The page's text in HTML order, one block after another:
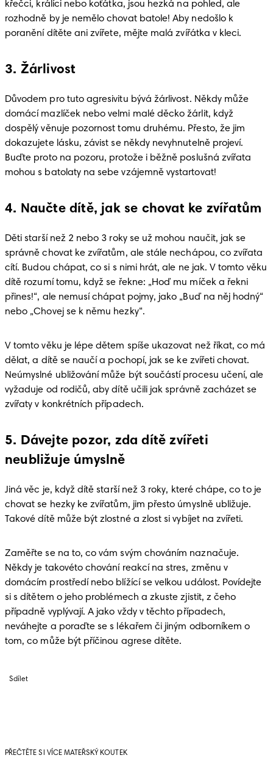
křečci, králíci nebo koťátka, jsou hezká na pohled, ale
rozhodně by je nemělo chovat batole! Aby nedošlo k
poranění dítěte ani zvířete, mějte malá zvířátka v kleci.
3. Žárlivost
Důvodem pro tuto agresivitu bývá žárlivost. Někdy může
domácí mazlíček nebo velmi malé děcko žárlit, když
dospělý věnuje pozornost tomu druhému. Přesto, že jim
dokazujete lásku, závist se někdy nevyhnutelně projeví.
Buďte proto na pozoru, protože i běžně poslušná zvířata
mohou s batolaty na sebe vzájemně vystartovat!
4. Naučte dítě, jak se chovat ke zvířatům
Děti starší než 2 nebo 3 roky se už mohou naučit, jak se
správně chovat ke zvířatům, ale stále nechápou, co zvířata
cítí. Budou chápat, co si s nimi hrát, ale ne jak. V tomto věku
dítě rozumí tomu, když se řekne: „Hoď mu míček a řekni
přines!“, ale nemusí chápat pojmy, jako „Buď na něj hodný“
nebo „Chovej se k němu hezky“.
V tomto věku je lépe dětem spíše ukazovat než říkat, co má
dělat, a dítě se naučí a pochopí, jak se ke zvířeti chovat.
Neúmyslné ubližování může být součástí procesu učení, ale
vyžaduje od rodičů, aby dítě učili jak správně zacházet se
zvířaty v konkrétních případech.
5. Dávejte pozor, zda dítě zvířeti
neubližuje úmyslně
Jiná věc je, když dítě starší než 3 roky, které chápe, co to je
chovat se hezky ke zvířatům, jim přesto úmyslně ubližuje.
Takové dítě může být zlostné a zlost si vybíjet na zvířeti.
Zaměřte se na to, co vám svým chováním naznačuje.
Někdy je takovéto chování reakcí na stres, změnu v
domácím prostředí nebo blížící se velkou událost. Povídejte
si s dítětem o jeho problémech a zkuste zjistit, z čeho
případně vyplývají. A jako vždy v těchto případech,
neváhejte a poraďte se s lékařem či jiným odborníkem o
tom, co může být příčinou agrese dítěte.
Sdílet
PŘEČTĚTE SI VÍCE MATEŘSKÝ KOUTEK